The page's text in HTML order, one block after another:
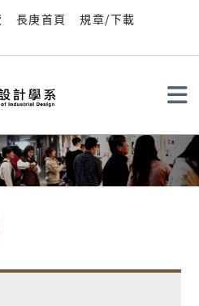
長庚首頁
規章/下載